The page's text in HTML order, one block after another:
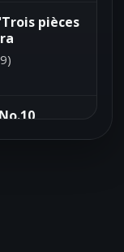
pièces
(1809-